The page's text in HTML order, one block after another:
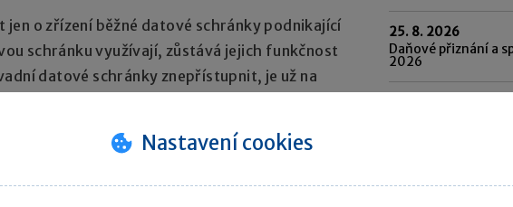
o zřízení běžné datové schránky podnikající
schránku využívají, zůstává jejich funkčnost
datové schránky znepřístupnit, je už na
schránek.
25. 8. 2026
Daňové přiznání a
2026
Nastavení cookies